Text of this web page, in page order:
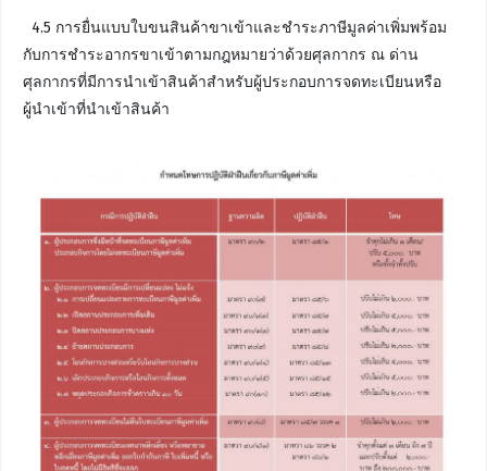
4.5 การยื่นแบบใบขนสินค้าขาเข้าและชำระภาษีมูลค่าเพิ่มพร้อม
กับการชำระอากรขาเข้าตามกฎหมายว่าด้วยศุลกากร ณ ด่าน
ศุลกากรที่มีการนำเข้าสินค้าสำหรับผู้ประกอบการจดทะเบียนหรือ
ผู้นำเข้าที่นำเข้าสินค้า